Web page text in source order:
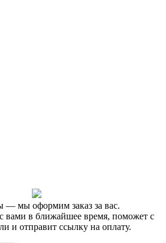
— мы оформим заказ за вас.
вами в ближайшее время, поможет с
и отправит ссылку на оплату.